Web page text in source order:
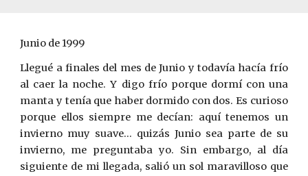
Junio de 1999
Llegué a finales del mes de Junio y todavía hacía frío
al caer la noche. Y digo frío porque dormí con una
manta y tenía que haber dormido con dos. Es curioso
porque ellos siempre me decían: aquí tenemos un
invierno muy suave... quizás Junio sea parte de su
invierno, me preguntaba yo. Sin embargo, al día
siguiente de mi llegada, salió un sol maravilloso que